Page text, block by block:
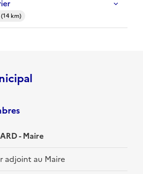
km)
- Maire
adjoint au Maire